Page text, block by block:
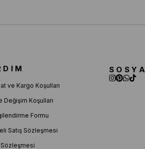
ve Kargo Koşulları
Değişim Koşulları
Formu
Satış Sözleşmesi